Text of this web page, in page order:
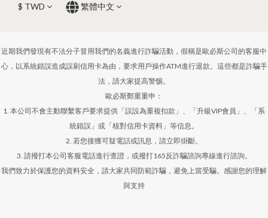
$ TWD 繁體中文
近期我們發現有不法分子冒用我們的名義進行詐騙活動，假稱是歐必斯公司的客服中
心，以系統錯誤造成誤刷信用卡為由，要求用戶操作ATM進行退款。這些都是詐騙手
法，請大家提高警惕。
歐必斯鄭重重申：
1. 本公司不會主動聯繫客戶要求提供「誤設為重複扣款」、「升級VIP會員」、「系
統錯誤」或「核對信用卡資料」等信息。
2. 若您接獲可疑電話或訊息，請立即掛斷。
3. 請撥打本公司客服電話進行查證，或撥打165反詐騙諮詢專線進行諮詢。
我們致力於保護您的資料安全，請大家共同防範詐騙，避免上當受騙。感謝您的理解
與支持